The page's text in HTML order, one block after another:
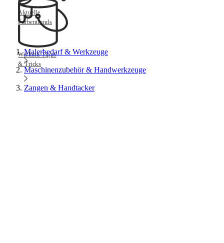
Aktuelle
Farbentrends
Werkmit Tipps
& Tricks
Malerbedarf & Werkzeuge
Maschinenzubehör & Handwerkzeuge
Zangen & Handtacker